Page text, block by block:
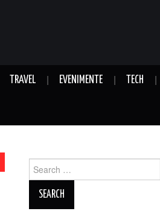
TRAVEL EVENIMENTE TECH
for: